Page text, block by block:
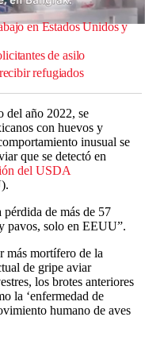
en Estados Unidos y
de asilo
refugiados
del año 2022, se
con huevos y
inusual se
que se detectó en
del USDA
de más de 57
pavos, solo en EEUU”.
más mortífero de la
de gripe aviar
los brotes anteriores
la ‘enfermedad de
humano de aves